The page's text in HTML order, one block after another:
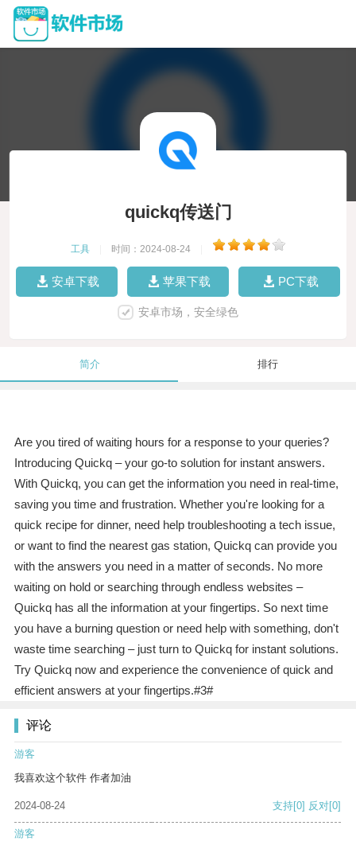
quickq传送门
工具 时间：2024-08-24
安卓下载 苹果下载 PC下载
安卓市场，安全绿色
简介 排行
Are you tired of waiting hours for a response to your queries?
Introducing Quickq – your go-to solution for instant answers.
With Quickq, you can get the information you need in real-time,
saving you time and frustration. Whether you're looking for a
quick recipe for dinner, need help troubleshooting a tech issue,
or want to find the nearest gas station, Quickq can provide you
with the answers you need in a matter of seconds. No more
waiting on hold or searching through endless websites –
Quickq has all the information at your fingertips. So next time
you have a burning question or need help with something, don't
waste time searching – just turn to Quickq for instant solutions.
Try Quickq now and experience the convenience of quick and
efficient answers at your fingertips.#3#
评论
游客
我喜欢这个软件 作者加油
2024-08-24 支持[0] 反对[0]
游客